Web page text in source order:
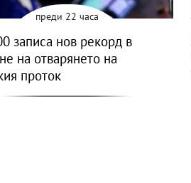
преди 22 часа
записа нов рекорд в
на отварянето на
проток